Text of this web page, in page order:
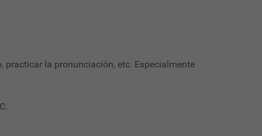
la pronunciación, etc. Especialmente